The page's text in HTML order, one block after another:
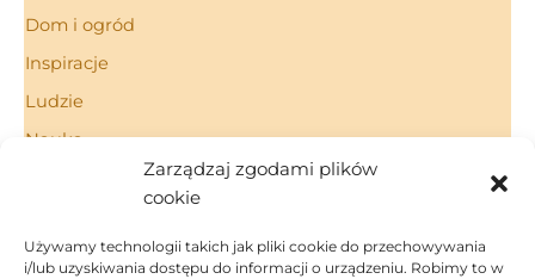
Zarządzaj zgodami plików
cookie
Używamy technologii takich jak pliki cookie do przechowywania
i/lub uzyskiwania dostępu do informacji o urządzeniu. Robimy to w
Dom i ogród
Inspiracje
Ludzie
Nauka